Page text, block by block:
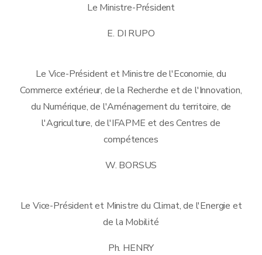
Le Ministre-Président
E. DI RUPO
Le Vice-Président et Ministre de l'Economie, du
Commerce extérieur, de la Recherche et de l'Innovation,
du Numérique, de l'Aménagement du territoire, de
l'Agriculture, de l'IFAPME et des Centres de
compétences
W. BORSUS
Le Vice-Président et Ministre du Climat, de l'Energie et
de la Mobilité
Ph. HENRY